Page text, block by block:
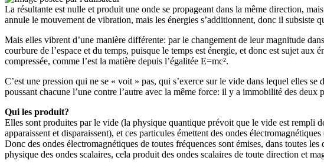
La résultante est nulle et produit une onde se propageant dans la même direction,
annule le mouvement de vibration, mais les énergies s’additionnent, donc il subsiste
Mais elles vibrent d’une manière différente: par le changement de leur magnitude
courbure de l’espace et du temps, puisque le temps est énergie, et donc est sujet
compressée, comme l’est la matière depuis l’égalitée E=mc².
C’est une pression qui ne se « voit » pas, qui s’exerce sur le vide dans lequel elles
poussant chacune l’une contre l’autre avec la même force: il y a immobilité des
Qui les produit?
Elles sont produites par le vide (la physique quantique prévoit que le vide est rempli
apparaissent et disparaissent), et ces particules émettent des ondes
Donc des ondes électromagnétiques de toutes fréquences sont émises, dans toutes
physique des ondes scalaires, cela produit des ondes scalaires de toute direction et